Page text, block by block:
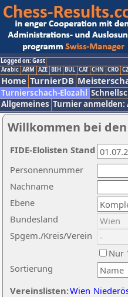
Logged on: Gast
Arabic ARM AZE BIH BUL CAT CHN CRO
Home TurnierDB
Turnierschach-Elozahl
Allgemeines Turnier anmelden:
Willkommen bei
Nachname
Ebene
Sortierung
Personennummer
Bundesland
Spgem./Kreis/Verein
Nur
Vereinslisten:Wien
FIDE-Elolisten Stand